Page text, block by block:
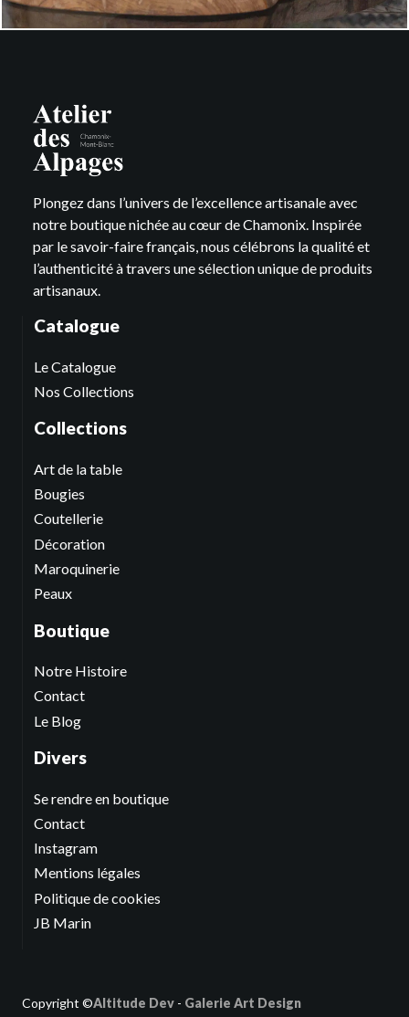
Plongez dans l’univers de l’excellence artisanale avec
notre boutique nichée au cœur de Chamonix. Inspirée
par le savoir-faire français, nous célébrons la qualité et
l’authenticité à travers une sélection unique de produits
artisanaux.
Catalogue
Le Catalogue
Nos Collections
Collections
Art de la table
Bougies
Coutellerie
Décoration
Maroquinerie
Peaux
Boutique
Notre Histoire
Contact
Le Blog
Divers
Se rendre en boutique
Contact
Instagram
Mentions légales
Politique de cookies
JB Marin
Copyright ©Altitude Dev - Galerie Art Design